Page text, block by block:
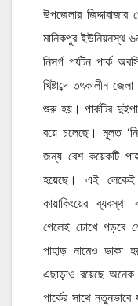
উপজেলার
মানিকপুর ইউনিয়নস্থ
নিসর্গ পর্যটন পার্ক
খিষ্টাব্দে তৎকালীন
শুরু হয়। পার্কটির
বয়ে চলেছে। মূলত
জন্য বেশ কয়েকটি
হয়েছে। এই
কায়াকিংয়ের
গেলেই চোখে পড়বে
পাহাড় নামেও ডাকা
এছাড়াও রয়েছে অনেক
পার্কের সাথে